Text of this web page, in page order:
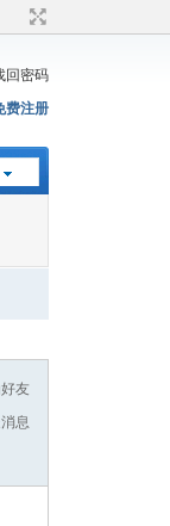
回密码
费注册
友
息